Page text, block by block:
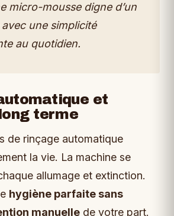
micro-mousse digne d’un
une simplicité
au quotidien.
et
terme
de rinçage automatique
la vie. La machine se
allumage et extinction.
hygiène parfaite sans
manuelle de votre part.